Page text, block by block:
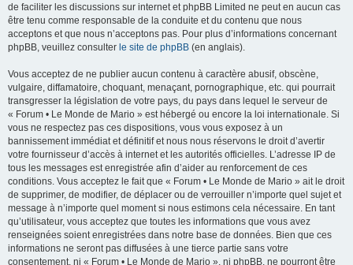
de faciliter les discussions sur internet et phpBB Limited ne peut en aucun cas
être tenu comme responsable de la conduite et du contenu que nous
acceptons et que nous n’acceptons pas. Pour plus d’informations concernant
phpBB, veuillez consulter le site de phpBB (en anglais).
Vous acceptez de ne publier aucun contenu à caractère abusif, obscène,
vulgaire, diffamatoire, choquant, menaçant, pornographique, etc. qui pourrait
transgresser la législation de votre pays, du pays dans lequel le serveur de
« Forum • Le Monde de Mario » est hébergé ou encore la loi internationale. Si
vous ne respectez pas ces dispositions, vous vous exposez à un
bannissement immédiat et définitif et nous nous réservons le droit d’avertir
votre fournisseur d’accès à internet et les autorités officielles. L’adresse IP de
tous les messages est enregistrée afin d’aider au renforcement de ces
conditions. Vous acceptez le fait que « Forum • Le Monde de Mario » ait le droit
de supprimer, de modifier, de déplacer ou de verrouiller n’importe quel sujet et
message à n’importe quel moment si nous estimons cela nécessaire. En tant
qu’utilisateur, vous acceptez que toutes les informations que vous avez
renseignées soient enregistrées dans notre base de données. Bien que ces
informations ne seront pas diffusées à une tierce partie sans votre
consentement, ni « Forum • Le Monde de Mario », ni phpBB, ne pourront être